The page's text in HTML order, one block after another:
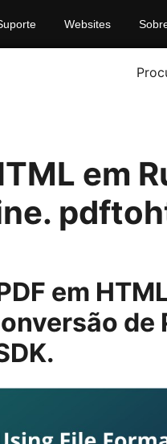
Websites
em
em
de